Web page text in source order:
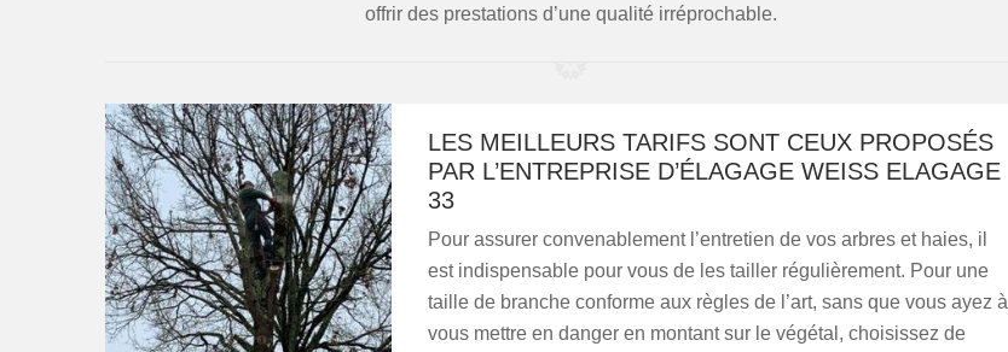
offrir des prestations d’une qualité irréprochable.
LES MEILLEURS TARIFS SONT CEUX PROPOSÉS
PAR L’ENTREPRISE D’ÉLAGAGE WEISS ELAGAGE
33
Pour assurer convenablement l’entretien de vos arbres et haies, il
est indispensable pour vous de les tailler régulièrement. Pour une
taille de branche conforme aux règles de l’art, sans que vous ayez à
vous mettre en danger en montant sur le végétal, choisissez de